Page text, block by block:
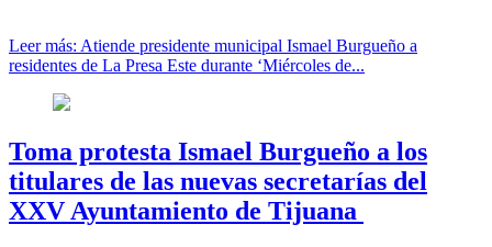
Leer más: Atiende presidente municipal Ismael Burgueño a
residentes de La Presa Este durante ‘Miércoles de...
Toma protesta Ismael Burgueño a los
titulares de las nuevas secretarías del
XXV Ayuntamiento de Tijuana